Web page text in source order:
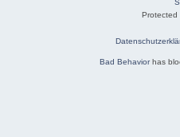
Bad Behaviorhas